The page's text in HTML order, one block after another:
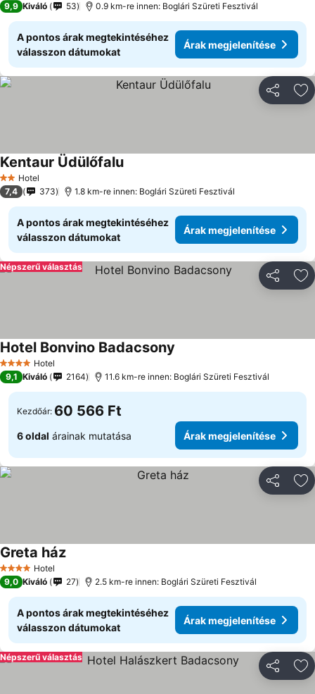
9,9 Kiváló 53 0.9 km-re innen: Boglári Szüreti Fesztivál
A pontos árak megtekintéséhez
válasszon dátumokat
Árak megjelenítése
2 Kategória
Hotel
Kentaur Üdülőfalu
7,4 373 1.8 km-re innen: Boglári Szüreti Fesztivál
A pontos árak megtekintéséhez
válasszon dátumokat
Árak megjelenítése
Népszerű választás
4 KategóriaHotel
Hotel Bonvino Badacsony
9,1 Kiváló 2164 11.6 km-re innen: Boglári Szüreti Fesztivál
Kezdőár: 60 566 Ft
6 oldal árainak mutatása Árak megjelenítése
4 KategóriaHotel
Greta ház
9,0 Kiváló 27 2.5 km-re innen: Boglári Szüreti Fesztivál
A pontos árak megtekintéséhez
válasszon dátumokat
Árak megjelenítése
Népszerű választás